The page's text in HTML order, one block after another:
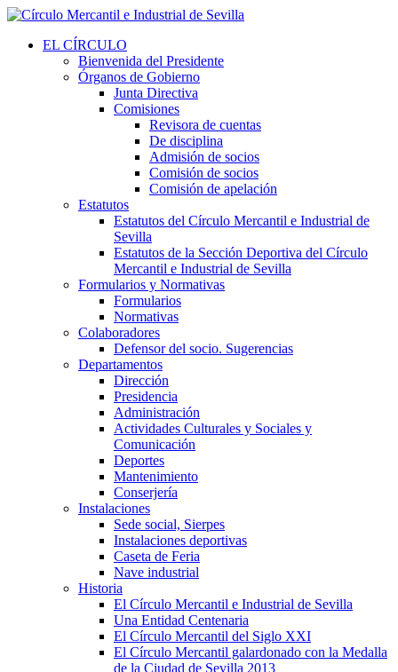
EL CÍRCULO
Bienvenida del Presidente
Órganos de Gobierno
Junta Directiva
Comisiones
Revisora de cuentas
De disciplina
Admisión de socios
Comisión de socios
Comisión de apelación
Estatutos
Estatutos del Círculo Mercantil e Industrial de
Sevilla
Estatutos de la Sección Deportiva del Círculo
Mercantil e Industrial de Sevilla
Formularios y Normativas
Formularios
Normativas
Colaboradores
Defensor del socio. Sugerencias
Departamentos
Dirección
Presidencia
Administración
Actividades Culturales y Sociales y
Comunicación
Deportes
Mantenimiento
Conserjería
Instalaciones
Sede social, Sierpes
Instalaciones deportivas
Caseta de Feria
Nave industrial
Historia
El Círculo Mercantil e Industrial de Sevilla
Una Entidad Centenaria
El Círculo Mercantil del Siglo XXI
El Círculo Mercantil galardonado con la Medalla
de la Ciudad de Sevilla 2013